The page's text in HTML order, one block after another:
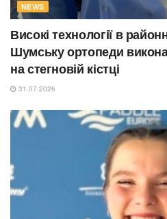
NEWS
Високі технології в
Шумську ортопеди
на стегновій кістці
31.07.2026